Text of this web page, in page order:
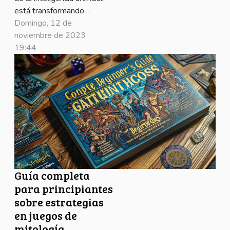
Guía completa
para principiantes
sobre estrategias
en juegos de
está transformando
innumerables industrias
y revolucionando la
forma en que realizamos
nuestras tareas diarias.
Entre los desarrollos
más intrigantes se
encuentra la capacidad
de crear software a
través de métodos que
prescinden del código...
Domingo, 12 de
noviembre de 2023
19:44